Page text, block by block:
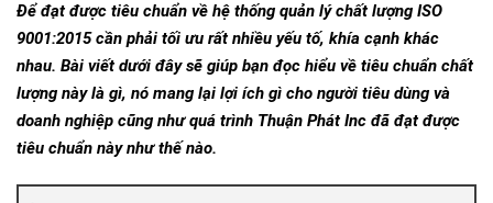
Để đạt được tiêu chuẩn về hệ thống quản lý chất lượng ISO
9001:2015 cần phải tối ưu rất nhiều yếu tố, khía cạnh khác
nhau. Bài viết dưới đây sẽ giúp bạn đọc hiểu về tiêu chuẩn chất
lượng này là gì, nó mang lại lợi ích gì cho người tiêu dùng và
doanh nghiệp cũng như quá trình Thuận Phát Inc đã đạt được
tiêu chuẩn này như thế nào.